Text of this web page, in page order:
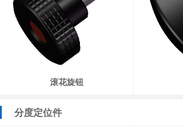
滚花旋钮
分度定位件